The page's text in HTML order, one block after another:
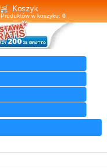
Koszyk
Produktów w koszyku: 0